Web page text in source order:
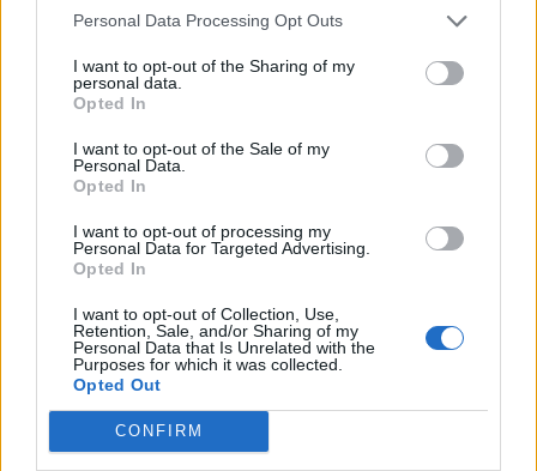
Personal Data Processing Opt Outs
I want to opt-out of the Sharing of my
personal data.
Opted In
I want to opt-out of the Sale of my
Personal Data.
Opted In
I want to opt-out of processing my
Personal Data for Targeted Advertising.
Opted In
I want to opt-out of Collection, Use,
Retention, Sale, and/or Sharing of my
Personal Data that Is Unrelated with the
Purposes for which it was collected.
Opted Out
CONFIRM
Holiday Essentials: Τα 9 κομμάτια που αξίζουν μία θέση
στη βαλίτσα σου αυτό το καλοκαίρι